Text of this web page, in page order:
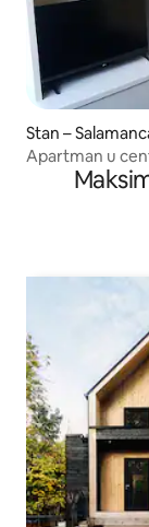
Stan –
Apartman u